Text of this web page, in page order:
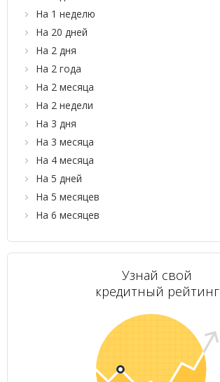
На 1 неделю
На 20 дней
На 2 дня
На 2 года
На 2 месяца
На 2 недели
На 3 дня
На 3 месяца
На 4 месяца
На 5 дней
На 5 месяцев
На 6 месяцев
Узнай свой
кредитный рейтинг